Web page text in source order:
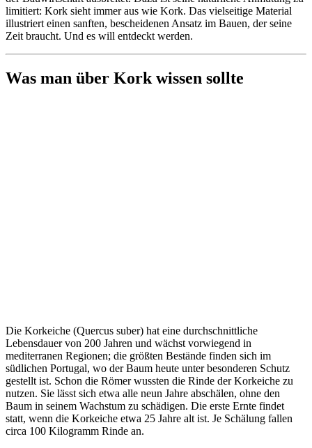
limitiert: Kork sieht immer aus wie Kork. Das vielseitige Material
illustriert einen sanften, bescheidenen Ansatz im Bauen, der seine
Zeit braucht. Und es will entdeckt werden.
Was man über Kork wissen sollte
Die Korkeiche (Quercus suber) hat eine durchschnittliche
Lebensdauer von 200 Jahren und wächst vorwiegend in
mediterranen Regionen; die größten Bestände finden sich im
südlichen Portugal, wo der Baum heute unter besonderen Schutz
gestellt ist. Schon die Römer wussten die Rinde der Korkeiche zu
nutzen. Sie lässt sich etwa alle neun Jahre abschälen, ohne den
Baum in seinem Wachstum zu schädigen. Die erste Ernte findet
statt, wenn die Korkeiche etwa 25 Jahre alt ist. Je Schälung fallen
circa 100 Kilogramm Rinde an.